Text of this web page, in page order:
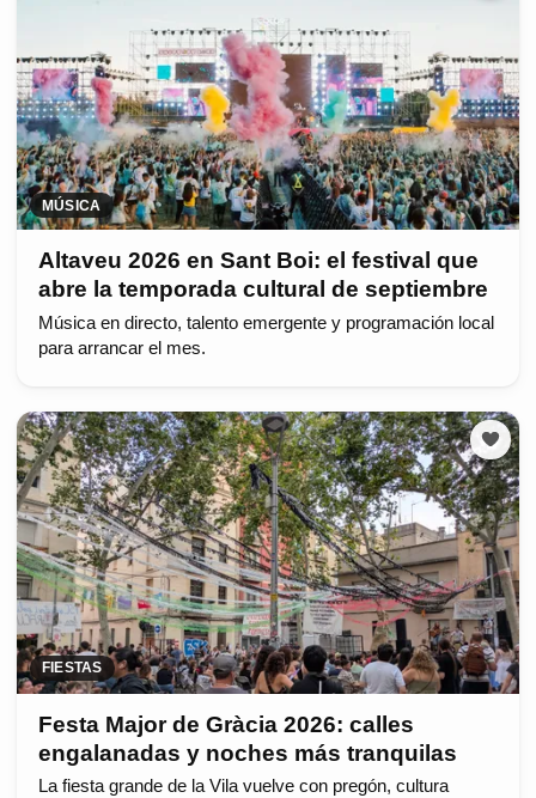
MÚSICA
Altaveu 2026 en Sant Boi: el festival que
abre la temporada cultural de septiembre
Música en directo, talento emergente y programación local
para arrancar el mes.
FIESTAS
Festa Major de Gràcia 2026: calles
engalanadas y noches más tranquilas
La fiesta grande de la Vila vuelve con pregón, cultura